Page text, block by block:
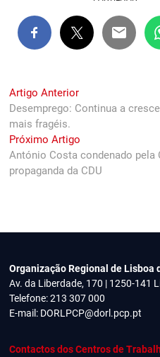
Navegação
de
artigos
Artigo AnteriorPrevious
post:
Desemprego: Continua a
mais fragéis.
Próximo Artigo
post:
António Costa condenado pela
propaganda da CDU
Organização Regional de Lisboa
Av. da Liberdade, 170 | 1250-141
Telefone: 213 307 000
E-mail: DORLPCP@dorl.pcp.pt
Contactos dos Centros de